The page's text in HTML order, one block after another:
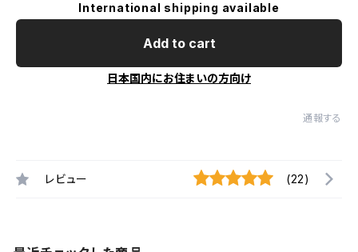
International shipping available
Add to cart
日本国内にお住まいの方向け
通報する
レビュー (22)